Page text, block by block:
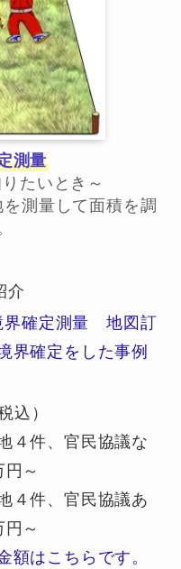
測量
たいとき～
測量して面積を調
介
確定測量 地図訂
界確定をした事例
込）
４件、官民協議な
～
４件、官民協議あ
～
額はこちらです。